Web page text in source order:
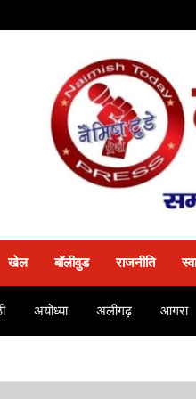
खेल बॉलीवुड राजनीति
अयोध्या अलीगढ़ आगरा